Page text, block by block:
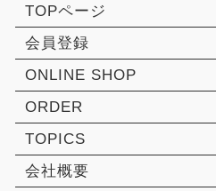
TOPページ
会員登録
ONLINE SHOP
ORDER
TOPICS
会社概要